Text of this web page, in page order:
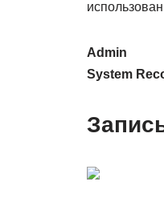
Admin
System